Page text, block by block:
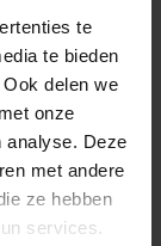
te
te bieden
delen we
onze
analyse. Deze
met andere
ze hebben
services.